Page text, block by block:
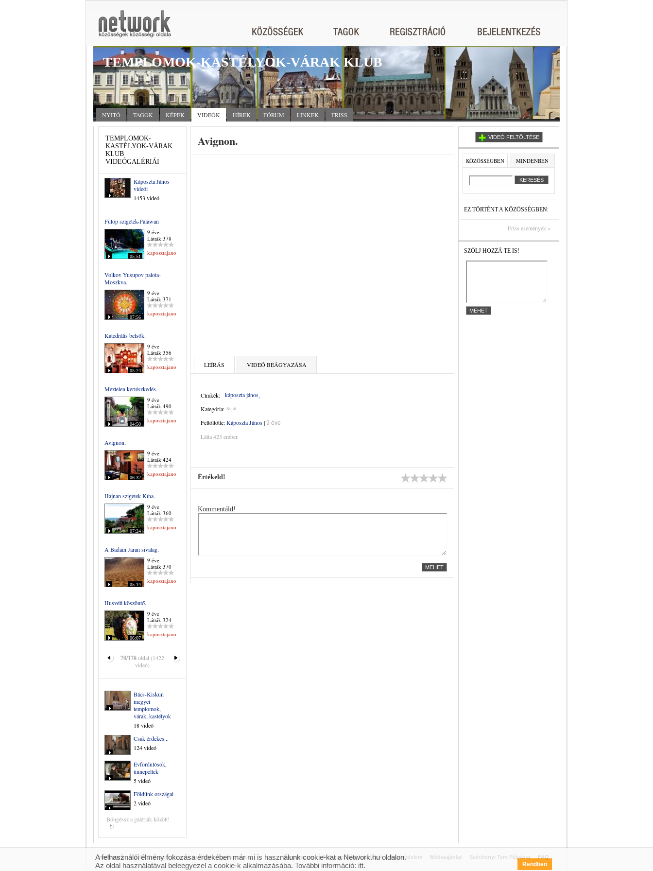
TEMPLOMOK-KASTÉLYOK-VÁRAK KLUB
NYITÓ TAGOK KÉPEK VIDEÓK HÍREK FÓRUM LINKEK FRISS
TEMPLOMOK-
KASTÉLYOK-VÁRAK
KLUB
VIDEÓGALÉRIÁI
Káposzta János
videói
1453 videó
Fülöp szigetek-Palawan
05:51
9 éve
Látták:378
kaposztajanos
Volkov Yusupov palota-
Moszkva.
07:56
9 éve
Látták:371
kaposztajanos
Katedrális belsők.
05:24
9 éve
Látták:356
kaposztajanos
Meztelen kertészkedés.
04:50
9 éve
Látták:490
kaposztajanos
Avignon.
06:32
9 éve
Látták:424
kaposztajanos
Hajnan szigetek-Kína.
07:24
9 éve
Látták:360
kaposztajanos
A Badain Jaran sivatag.
05:14
9 éve
Látták:370
kaposztajanos
Husvéti köszöntő.
06:07
9 éve
Látták:324
kaposztajanos
70/178oldal (1422
videó)
Bács-Kiskun
megyei
templomok,
várak, kastélyok
18 videó
Csak érdekes...
124 videó
Évfordulósok,
ünnepeltek
5 videó
Földünk országai
2 videó
Böngéssz a galériák között!
Avignon.
LEÍRÁS VIDEÓ BEÁGYAZÁSA
Címkék:
káposzta jános
Kategória: Saját
Feltöltötte:Káposzta János| 9 éve
Látta 423 ember.
Értékeld!
Kommentáld!
VIDEÓ FELTÖLTÉSE
KÖZÖSSÉGBEN MINDENBEN
EZ TÖRTÉNT A KÖZÖSSÉGBEN:
Friss események »
SZÓLJ HOZZÁ TE IS!
© 2007 Copyright Network.hu Minden jog fenntartva. Impresszum Felhasználási feltételek Adatvédelem Médiaajánlat Széchenyi Terv Pályázat FAQ
A felhasználói élmény fokozása érdekében már mi is használunk cookie-kat a Network.hu oldalon.
Az oldal használatával beleegyezel a cookie-k alkalmazásába. További információ: itt. Rendben